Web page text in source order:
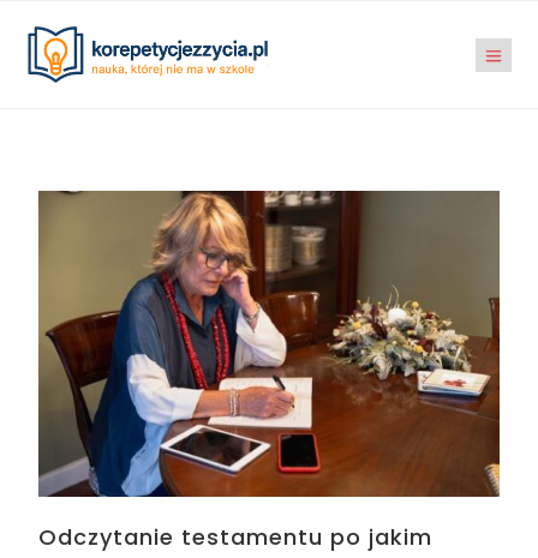
Odczytanie testamentu po jakim